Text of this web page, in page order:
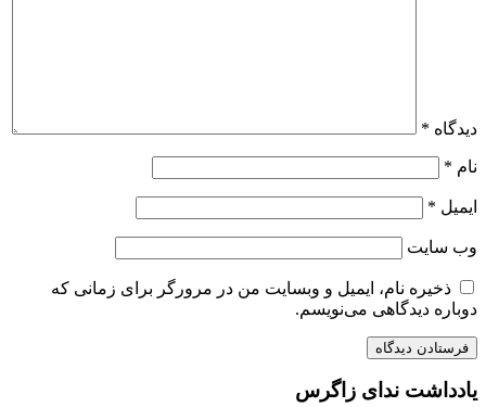
دیدگاه *
نام *
ایمیل *
وب‌ سایت
ذخیره نام، ایمیل و وبسایت من در مرورگر برای زمانی که
دوباره دیدگاهی می‌نویسم.
یادداشت ندای زاگرس